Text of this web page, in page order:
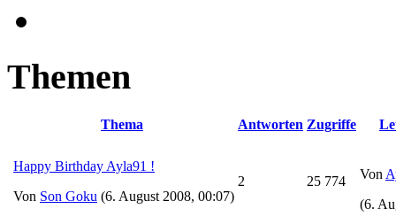
Themen
Thema Antworten Zugriffe
Happy Birthday Ayla91 !
Von Son Goku (6. August 2008, 00:07)
2 25 774 Von
(6.